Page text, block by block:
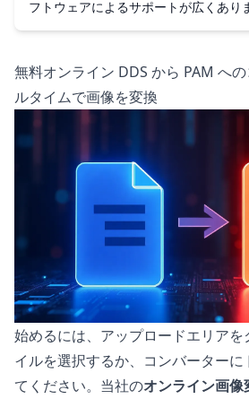
フトウェアによるサポートが広くあり
無料オンライン DDS から PAM へ
ルタイムで画像を変換
始めるには、アップロードエリア
イルを選択するか、コンバーター
てください。当社のオンライン画像